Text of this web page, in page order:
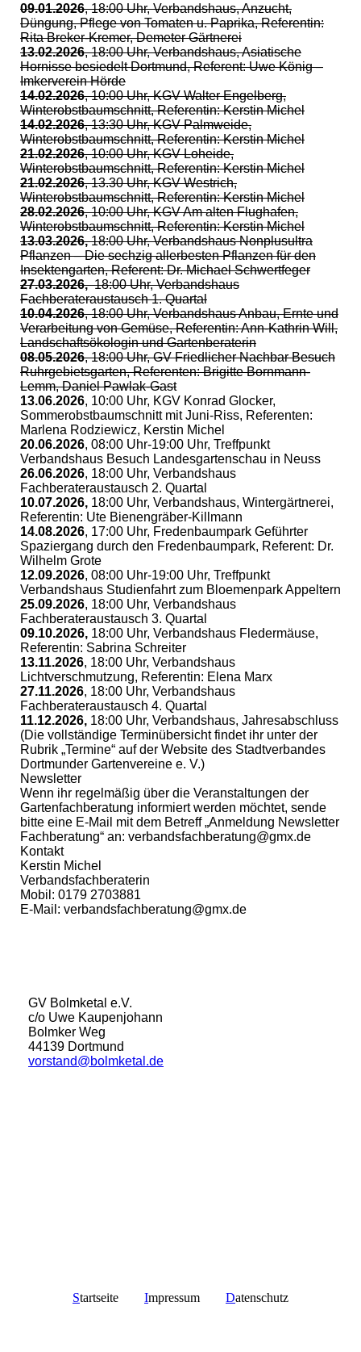
09.01.2026, 18:00 Uhr, Verbandshaus, Anzucht,
Düngung, Pflege von Tomaten u. Paprika, Referentin:
Rita Breker-Kremer, Demeter Gärtnerei
13.02.2026, 18:00 Uhr, Verbandshaus, Asiatische
Hornisse besiedelt Dortmund, Referent: Uwe König –
Imkerverein Hörde
14.02.2026, 10:00 Uhr, KGV Walter Engelberg,
Winterobstbaumschnitt, Referentin: Kerstin Michel
14.02.2026, 13:30 Uhr, KGV Palmweide,
Winterobstbaumschnitt, Referentin: Kerstin Michel
21.02.2026, 10:00 Uhr, KGV Loheide,
Winterobstbaumschnitt, Referentin: Kerstin Michel
21.02.2026, 13.30 Uhr, KGV Westrich,
Winterobstbaumschnitt, Referentin: Kerstin Michel
28.02.2026, 10:00 Uhr, KGV Am alten Flughafen,
Winterobstbaumschnitt, Referentin: Kerstin Michel
13.03.2026,18:00 Uhr, Verbandshaus Nonplusultra
Pflanzen – Die sechzig allerbesten Pflanzen für den
Insektengarten, Referent: Dr. Michael Schwertfeger
27.03.2026,18:00 Uhr, Verbandshaus
Fachberateraustausch 1. Quartal
10.04.2026, 18:00 Uhr, Verbandshaus Anbau, Ernte und
Verarbeitung von Gemüse, Referentin: Ann-Kathrin Will,
Landschaftsökologin und Gartenberaterin
08.05.2026, 18:00 Uhr, GV Friedlicher Nachbar Besuch
Ruhrgebietsgarten, Referenten: Brigitte Bornmann-
Lemm, Daniel Pawlak-Gast
13.06.2026, 10:00 Uhr, KGV Konrad Glocker,
Sommerobstbaumschnitt mit Juni-Riss, Referenten:
Marlena Rodziewicz, Kerstin Michel
20.06.2026, 08:00 Uhr-19:00 Uhr, Treffpunkt
Verbandshaus Besuch Landesgartenschau in Neuss
26.06.2026, 18:00 Uhr, Verbandshaus
Fachberateraustausch 2. Quartal
10.07.2026, 18:00 Uhr, Verbandshaus, Wintergärtnerei,
Referentin: Ute Bienengräber-Killmann
14.08.2026, 17:00 Uhr, Fredenbaumpark Geführter
Spaziergang durch den Fredenbaumpark, Referent: Dr.
Wilhelm Grote
12.09.2026, 08:00 Uhr-19:00 Uhr, Treffpunkt
Verbandshaus Studienfahrt zum Bloemenpark Appeltern
25.09.2026, 18:00 Uhr, Verbandshaus
Fachberateraustausch 3. Quartal
09.10.2026, 18:00 Uhr, Verbandshaus Fledermäuse,
Referentin: Sabrina Schreiter
13.11.2026, 18:00 Uhr, Verbandshaus
Lichtverschmutzung, Referentin: Elena Marx
27.11.2026, 18:00 Uhr, Verbandshaus
Fachberateraustausch 4. Quartal
11.12.2026, 18:00 Uhr, Verbandshaus, Jahresabschluss
(Die vollständige Terminübersicht findet ihr unter der
Rubrik „Termine“ auf der Website des Stadtverbandes
Dortmunder Gartenvereine e. V.)
Newsletter
Wenn ihr regelmäßig über die Veranstaltungen der
Gartenfachberatung informiert werden möchtet, sende
bitte eine E-Mail mit dem Betreff „Anmeldung Newsletter
Fachberatung“ an: verbandsfachberatung@gmx.de
Kontakt
Kerstin Michel
Verbandsfachberaterin
Mobil: 0179 2703881
E-Mail: verbandsfachberatung@gmx.de
GV Bolmketal e.V.
c/o Uwe Kaupenjohann
Bolmker Weg
44139 Dortmund
vorstand@bolmketal.de
Startseite Impressum Datenschutz